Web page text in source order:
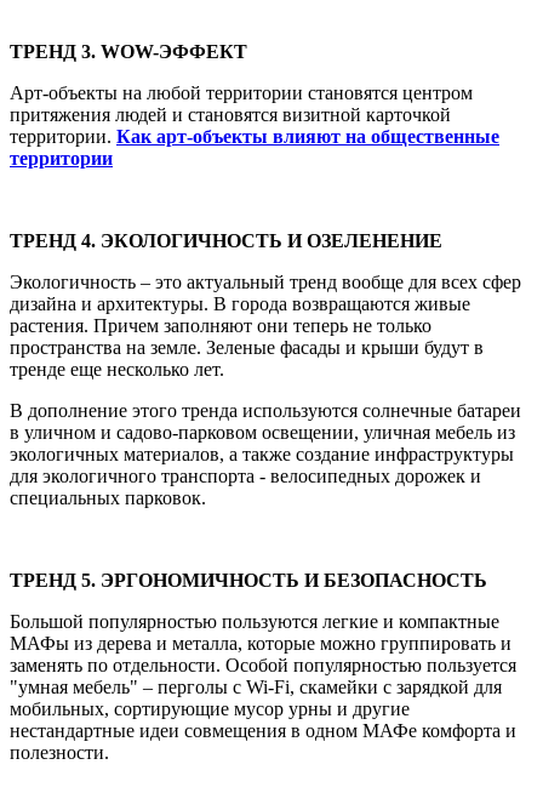
ТРЕНД 3. WOW-ЭФФЕКТ
Арт-объекты на любой территории становятся центром
притяжения людей и становятся визитной карточкой
территории. Как арт-объекты влияют на общественные
территории
ТРЕНД 4. ЭКОЛОГИЧНОСТЬ И ОЗЕЛЕНЕНИЕ
Экологичность – это актуальный тренд вообще для всех сфер
дизайна и архитектуры. В города возвращаются живые
растения. Причем заполняют они теперь не только
пространства на земле. Зеленые фасады и крыши будут в
тренде еще несколько лет.
В дополнение этого тренда используются солнечные батареи
в уличном и садово-парковом освещении, уличная мебель из
экологичных материалов, а также создание инфраструктуры
для экологичного транспорта - велосипедных дорожек и
специальных парковок.
ТРЕНД 5. ЭРГОНОМИЧНОСТЬ И БЕЗОПАСНОСТЬ
Большой популярностью пользуются легкие и компактные
МАФы из дерева и металла, которые можно группировать и
заменять по отдельности. Особой популярностью пользуется
"умная мебель" – перголы с Wi-Fi, скамейки с зарядкой для
мобильных, сортирующие мусор урны и другие
нестандартные идеи совмещения в одном МАФе комфорта и
полезности.